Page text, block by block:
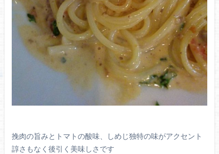
挽肉の旨みとトマトの酸味、しめじ独特の味がアクセント
諄さもなく後引く美味しさです